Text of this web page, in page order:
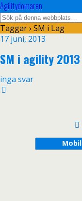
Agilitydomaren
Taggar › SM i Lag
17 juni, 2013
SM i agility 2013
inga svar
Mobil